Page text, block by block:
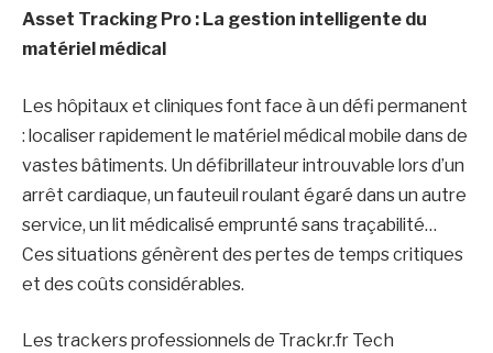
Asset Tracking Pro : La gestion intelligente du
matériel médical
Les hôpitaux et cliniques font face à un défi permanent
: localiser rapidement le matériel médical mobile dans de
vastes bâtiments. Un défibrillateur introuvable lors d’un
arrêt cardiaque, un fauteuil roulant égaré dans un autre
service, un lit médicalisé emprunté sans traçabilité…
Ces situations génèrent des pertes de temps critiques
et des coûts considérables.
Les trackers professionnels de Trackr.fr Tech